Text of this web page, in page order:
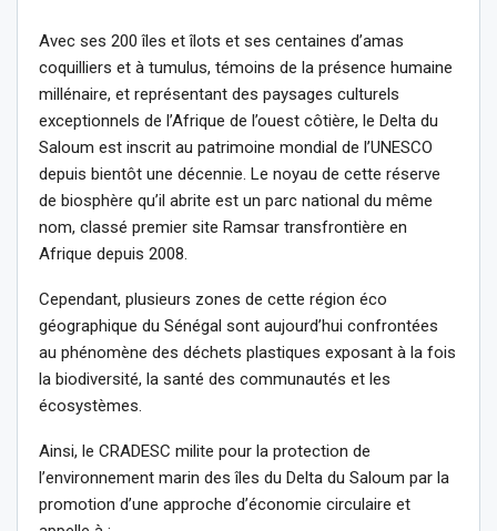
Avec ses 200 îles et îlots et ses centaines d’amas
coquilliers et à tumulus, témoins de la présence humaine
millénaire, et représentant des paysages culturels
exceptionnels de l’Afrique de l’ouest côtière, le Delta du
Saloum est inscrit au patrimoine mondial de l’UNESCO
depuis bientôt une décennie. Le noyau de cette réserve
de biosphère qu’il abrite est un parc national du même
nom, classé premier site Ramsar transfrontière en
Afrique depuis 2008.
Cependant, plusieurs zones de cette région éco
géographique du Sénégal sont aujourd’hui confrontées
au phénomène des déchets plastiques exposant à la fois
la biodiversité, la santé des communautés et les
écosystèmes.
Ainsi, le CRADESC milite pour la protection de
l’environnement marin des îles du Delta du Saloum par la
promotion d’une approche d’économie circulaire et